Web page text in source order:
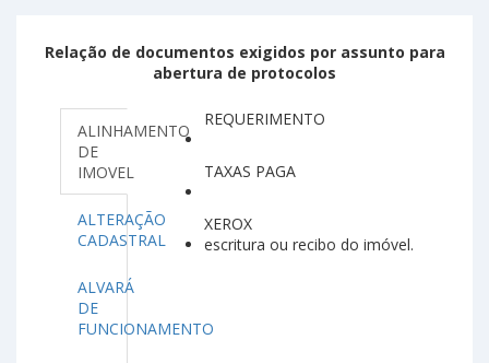
Relação de documentos exigidos por assunto para
abertura de protocolos
ALINHAMENTO
DE
IMOVEL
ALTERAÇÃO
CADASTRAL
ALVARÁ
DE
FUNCIONAMENTO
REQUERIMENTO
TAXAS PAGA
XEROX
escritura ou recibo do imóvel.